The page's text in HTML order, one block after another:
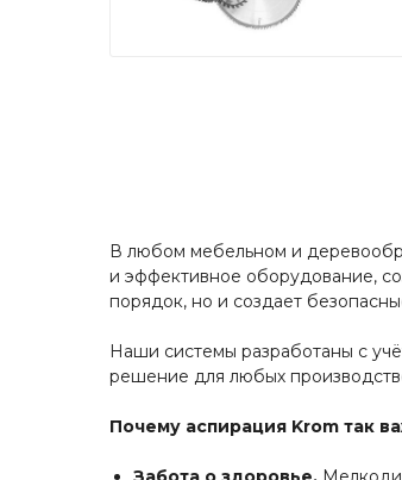
В любом мебельном и
и эффективное оборудование,
порядок, но и создает
Наши системы разработаны с
решение для любых
Почему аспирация Krom так